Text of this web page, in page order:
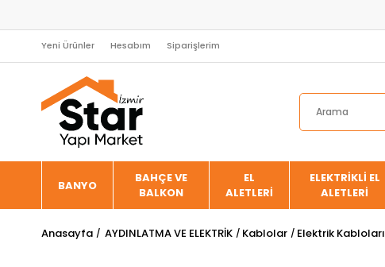
Yeni Ürünler Hesabım Siparişlerim
BANYO
BAHÇE VE
BALKON
EL
ALETLERİ
ELEKTRİKLİ EL
ALETLERİ
Anasayfa AYDINLATMA VE ELEKTRİK Kablolar Elektrik Kabloları